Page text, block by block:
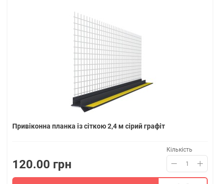
Привіконна планка із сіткою 2,4 м сірий графіт
120.00 грн
Кількість